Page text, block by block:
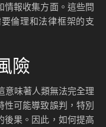
情報收集方面。這些問
倫理和法律框架的支
險
意味著人類無法完全理
性可能導致誤判，特別
後果。因此，如何提高